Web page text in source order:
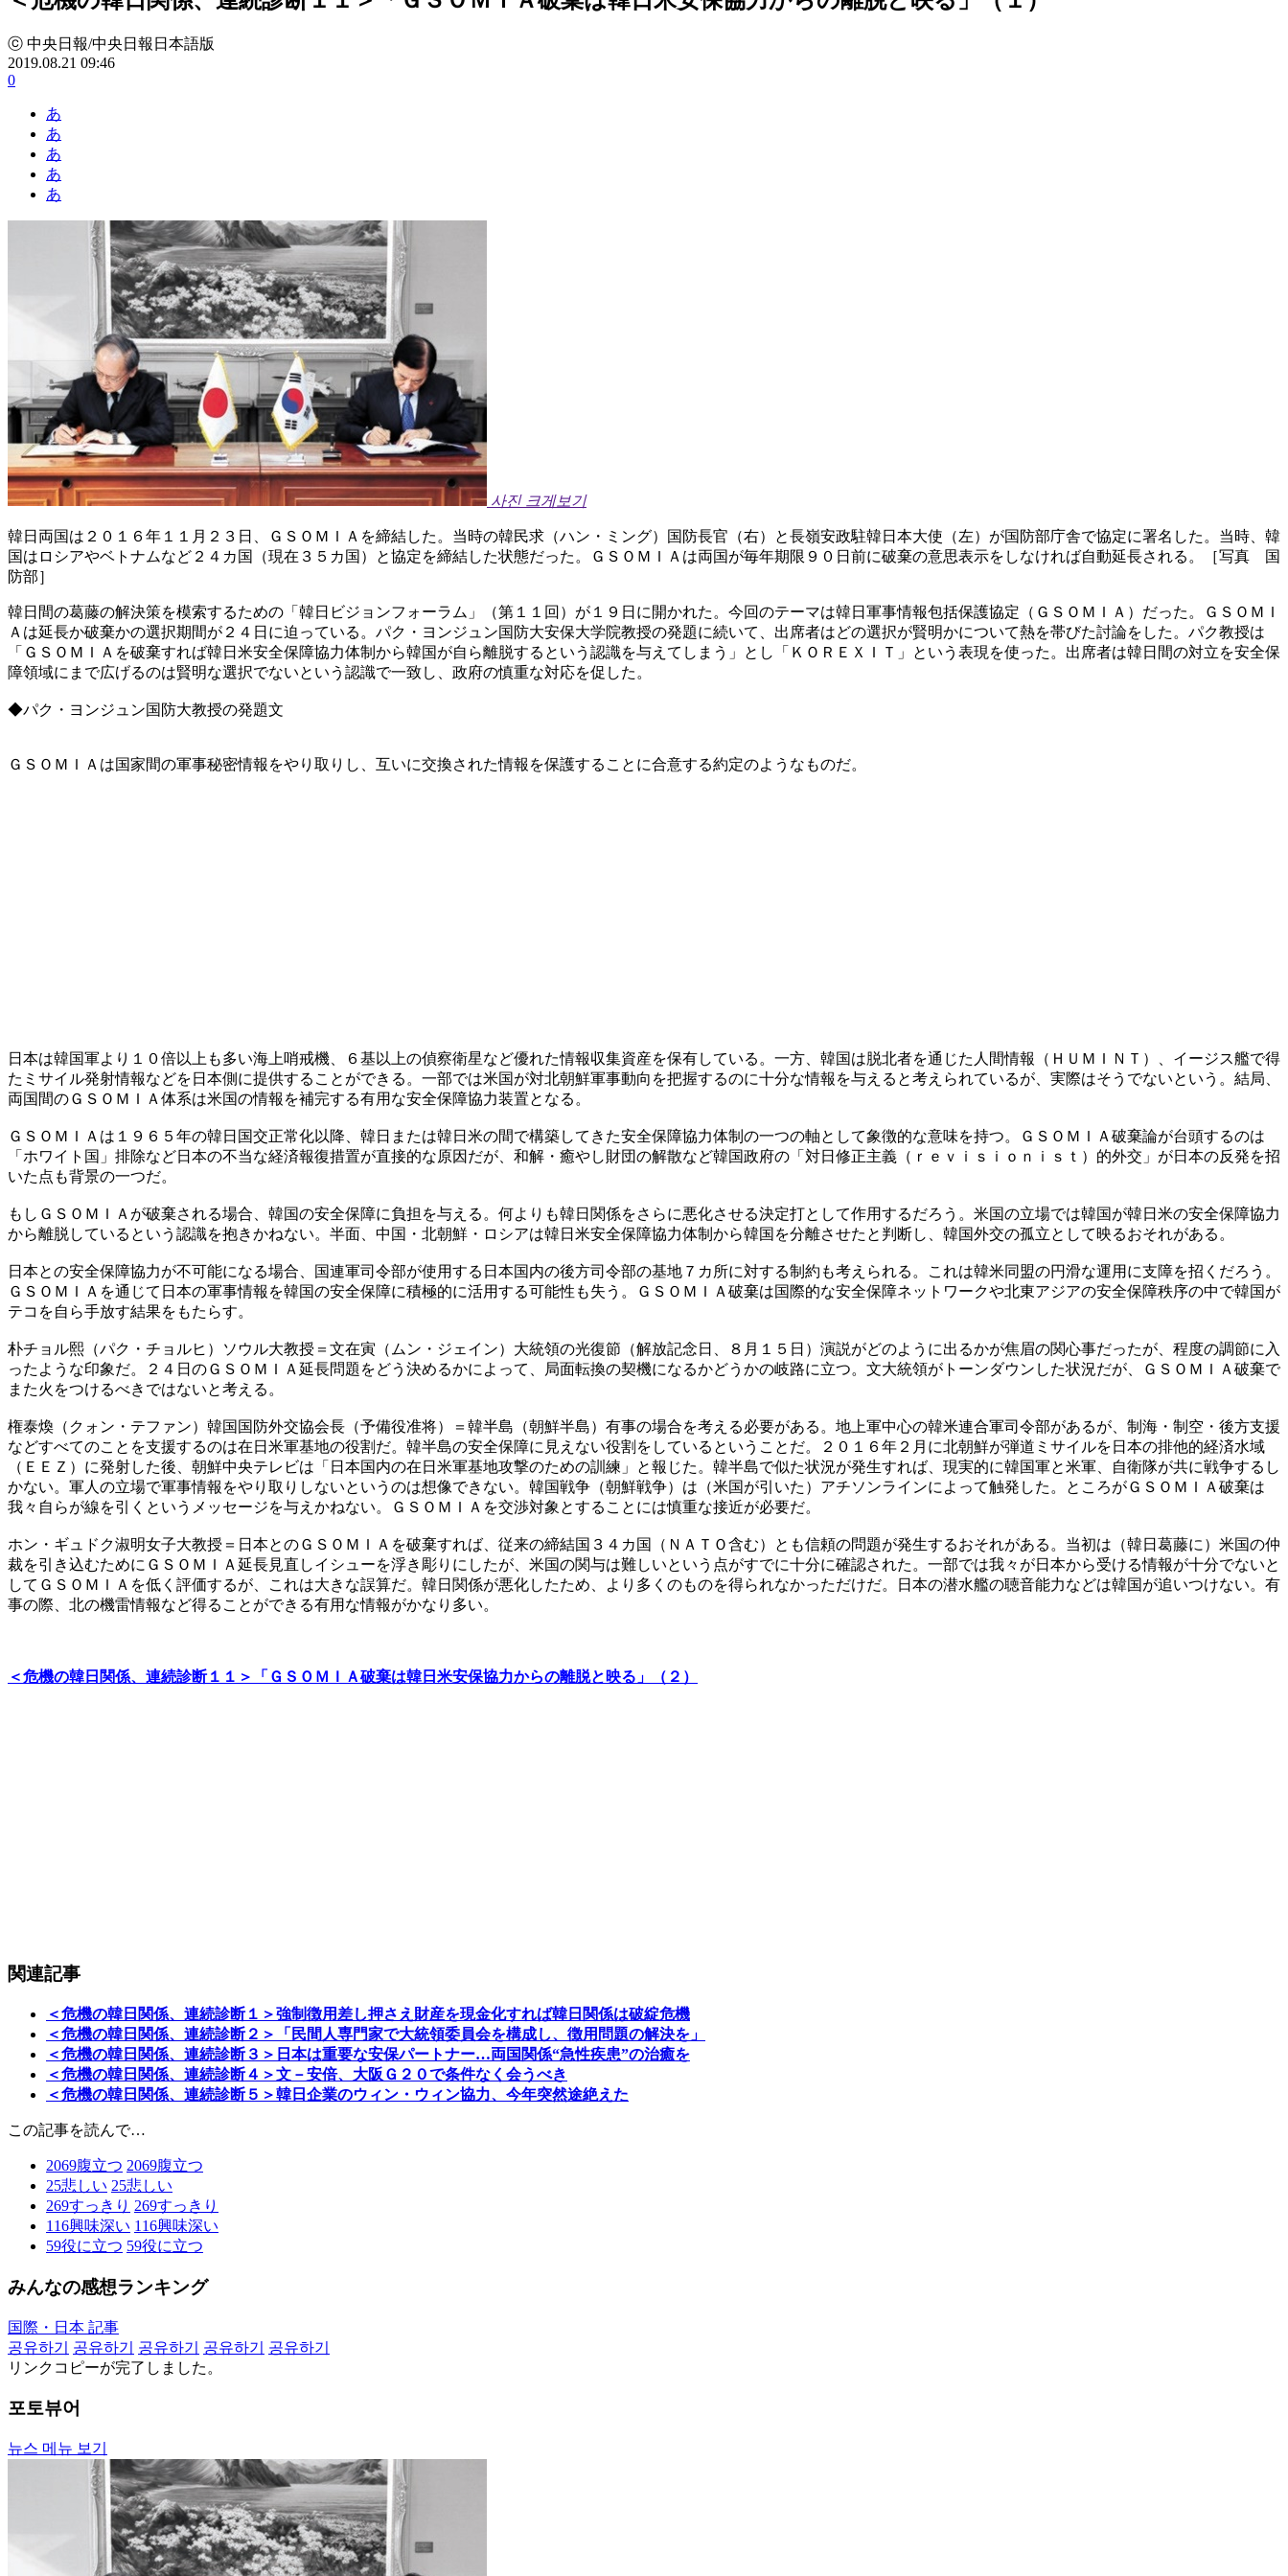
ⓒ 中央日報/中央日報日本語版
2019.08.21 09:46
0
あ
あ
あ
あ
あ
사진 크게보기
韓日両国は２０１６年１１月２３日、ＧＳＯＭＩＡを締結した。当時の韓民求（ハン・ミング）国防長官（右）と長嶺安政駐韓日本大使（左）が国防部庁舎で協定に署名した。当時、韓
国はロシアやベトナムなど２４カ国（現在３５カ国）と協定を締結した状態だった。ＧＳＯＭＩＡは両国が毎年期限９０日前に破棄の意思表示をしなければ自動延長される。［写真 国
防部］
韓日間の葛藤の解決策を模索するための「韓日ビジョンフォーラム」（第１１回）が１９日に開かれた。今回のテーマは韓日軍事情報包括保護協定（ＧＳＯＭＩＡ）だった。ＧＳＯＭＩ
Ａは延長か破棄かの選択期間が２４日に迫っている。パク・ヨンジュン国防大安保大学院教授の発題に続いて、出席者はどの選択が賢明かについて熱を帯びた討論をした。パク教授は
「ＧＳＯＭＩＡを破棄すれば韓日米安全保障協力体制から韓国が自ら離脱するという認識を与えてしまう」とし「ＫＯＲＥＸＩＴ」という表現を使った。出席者は韓日間の対立を安全保
障領域にまで広げるのは賢明な選択でないという認識で一致し、政府の慎重な対応を促した。
◆パク・ヨンジュン国防大教授の発題文
ＧＳＯＭＩＡは国家間の軍事秘密情報をやり取りし、互いに交換された情報を保護することに合意する約定のようなものだ。
日本は韓国軍より１０倍以上も多い海上哨戒機、６基以上の偵察衛星など優れた情報収集資産を保有している。一方、韓国は脱北者を通じた人間情報（ＨＵＭＩＮＴ）、イージス艦で得
たミサイル発射情報などを日本側に提供することができる。一部では米国が対北朝鮮軍事動向を把握するのに十分な情報を与えると考えられているが、実際はそうでないという。結局、
両国間のＧＳＯＭＩＡ体系は米国の情報を補完する有用な安全保障協力装置となる。
ＧＳＯＭＩＡは１９６５年の韓日国交正常化以降、韓日または韓日米の間で構築してきた安全保障協力体制の一つの軸として象徴的な意味を持つ。ＧＳＯＭＩＡ破棄論が台頭するのは
「ホワイト国」排除など日本の不当な経済報復措置が直接的な原因だが、和解・癒やし財団の解散など韓国政府の「対日修正主義（ｒｅｖｉｓｉｏｎｉｓｔ）的外交」が日本の反発を招
いた点も背景の一つだ。
もしＧＳＯＭＩＡが破棄される場合、韓国の安全保障に負担を与える。何よりも韓日関係をさらに悪化させる決定打として作用するだろう。米国の立場では韓国が韓日米の安全保障協力
から離脱しているという認識を抱きかねない。半面、中国・北朝鮮・ロシアは韓日米安全保障協力体制から韓国を分離させたと判断し、韓国外交の孤立として映るおそれがある。
日本との安全保障協力が不可能になる場合、国連軍司令部が使用する日本国内の後方司令部の基地７カ所に対する制約も考えられる。これは韓米同盟の円滑な運用に支障を招くだろう。
ＧＳＯＭＩＡを通じて日本の軍事情報を韓国の安全保障に積極的に活用する可能性も失う。ＧＳＯＭＩＡ破棄は国際的な安全保障ネットワークや北東アジアの安全保障秩序の中で韓国が
テコを自ら手放す結果をもたらす。
朴チョル熙（パク・チョルヒ）ソウル大教授＝文在寅（ムン・ジェイン）大統領の光復節（解放記念日、８月１５日）演説がどのように出るかが焦眉の関心事だったが、程度の調節に入
ったような印象だ。２４日のＧＳＯＭＩＡ延長問題をどう決めるかによって、局面転換の契機になるかどうかの岐路に立つ。文大統領がトーンダウンした状況だが、ＧＳＯＭＩＡ破棄で
また火をつけるべきではないと考える。
権泰煥（クォン・テファン）韓国国防外交協会長（予備役准将）＝韓半島（朝鮮半島）有事の場合を考える必要がある。地上軍中心の韓米連合軍司令部があるが、制海・制空・後方支援
などすべてのことを支援するのは在日米軍基地の役割だ。韓半島の安全保障に見えない役割をしているということだ。２０１６年２月に北朝鮮が弾道ミサイルを日本の排他的経済水域
（ＥＥＺ）に発射した後、朝鮮中央テレビは「日本国内の在日米軍基地攻撃のための訓練」と報じた。韓半島で似た状況が発生すれば、現実的に韓国軍と米軍、自衛隊が共に戦争するし
かない。軍人の立場で軍事情報をやり取りしないというのは想像できない。韓国戦争（朝鮮戦争）は（米国が引いた）アチソンラインによって触発した。ところがＧＳＯＭＩＡ破棄は
我々自らが線を引くというメッセージを与えかねない。ＧＳＯＭＩＡを交渉対象とすることには慎重な接近が必要だ。
ホン・ギュドク淑明女子大教授＝日本とのＧＳＯＭＩＡを破棄すれば、従来の締結国３４カ国（ＮＡＴＯ含む）とも信頼の問題が発生するおそれがある。当初は（韓日葛藤に）米国の仲
裁を引き込むためにＧＳＯＭＩＡ延長見直しイシューを浮き彫りにしたが、米国の関与は難しいという点がすでに十分に確認された。一部では我々が日本から受ける情報が十分でないと
してＧＳＯＭＩＡを低く評価するが、これは大きな誤算だ。韓日関係が悪化したため、より多くのものを得られなかっただけだ。日本の潜水艦の聴音能力などは韓国が追いつけない。有
事の際、北の機雷情報など得ることができる有用な情報がかなり多い。
＜危機の韓日関係、連続診断１１＞「ＧＳＯＭＩＡ破棄は韓日米安保協力からの離脱と映る」（２）
関連記事
＜危機の韓日関係、連続診断１＞強制徴用差し押さえ財産を現金化すれば韓日関係は破綻危機
＜危機の韓日関係、連続診断２＞「民間人専門家で大統領委員会を構成し、徴用問題の解決を」
＜危機の韓日関係、連続診断３＞日本は重要な安保パートナー…両国関係“急性疾患”の治癒を
＜危機の韓日関係、連続診断４＞文－安倍、大阪Ｇ２０で条件なく会うべき
＜危機の韓日関係、連続診断５＞韓日企業のウィン・ウィン協力、今年突然途絶えた
この記事を読んで…
2069腹立つ 2069腹立つ
25悲しい 25悲しい
269すっきり 269すっきり
116興味深い 116興味深い
59役に立つ 59役に立つ
みんなの感想ランキング
国際・日本 記事
공유하기
공유하기 공유하기 공유하기
공유하기
リンクコピーが完了しました。
포토뷰어
뉴스 메뉴 보기